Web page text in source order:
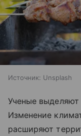
Источник: Unsplash
Ученые выделяют
Изменение
расширяют